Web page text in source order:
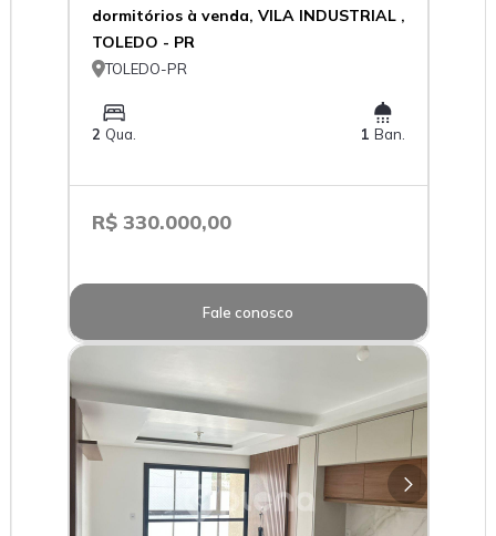
dormitórios à venda, VILA INDUSTRIAL ,
TOLEDO - PR
TOLEDO-PR
2 Qua. 1Ban.
R$ 330.000,00
Fale conosco